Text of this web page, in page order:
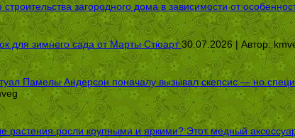
загородного дома в зависимости от
для зимнего сада от Марты Стюарт 30.07.2026 | Автор:
Памелы Андерсон поначалу вызывал скепсис — но
растения росли крупными и яркими? Этот медный